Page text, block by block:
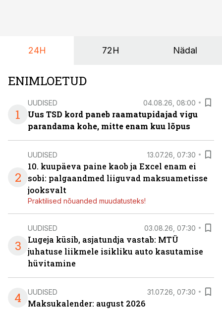
24H 72H Nädal
ENIMLOETUD
1
UUDISED 04.08.26, 08:00
Uus TSD kord paneb raamatupidajad vigu
parandama kohe, mitte enam kuu lõpus
2
UUDISED 13.07.26, 07:30
10. kuupäeva paine kaob ja Excel enam ei
sobi: palgaandmed liiguvad maksuametisse
jooksvalt
Praktilised nõuanded muudatusteks!
3
UUDISED 03.08.26, 07:30
Lugeja küsib, asjatundja vastab: MTÜ
juhatuse liikmele isikliku auto kasutamise
hüvitamine
4 UUDISED 31.07.26, 07:30
Maksukalender: august 2026